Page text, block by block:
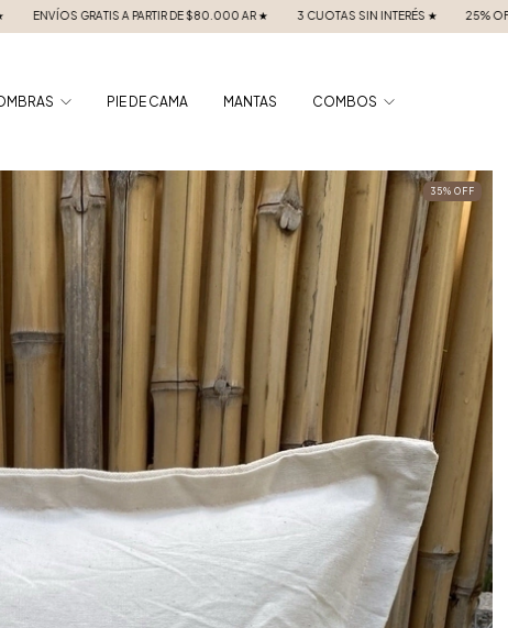
AR ★ 3 CUOTAS SIN INTERÉS ★ 25% OFF PAGANDO CON TRANSFERENCIA ★
PIE DE CAMA MANTAS COMBOS
35% OFF